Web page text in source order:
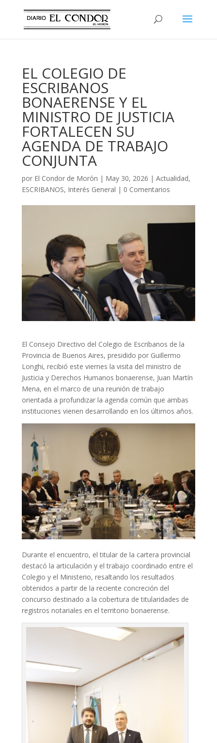
EL COLEGIO DE
ESCRIBANOS
BONAERENSE Y EL
MINISTRO DE JUSTICIA
FORTALECEN SU
AGENDA DE TRABAJO
CONJUNTA
por El Condor de Morón | May 30, 2026 | Actualidad,
ESCRIBANOS, Interés General | 0 Comentarios
El Consejo Directivo del Colegio de Escribanos de la
Provincia de Buenos Aires, presidido por Guillermo
Longhi, recibió este viernes la visita del ministro de
Justicia y Derechos Humanos bonaerense, Juan Martín
Mena, en el marco de una reunión de trabajo
orientada a profundizar la agenda común que ambas
instituciones vienen desarrollando en los últimos años.
Durante el encuentro, el titular de la cartera provincial
destacó la articulación y el trabajo coordinado entre el
Colegio y el Ministerio, resaltando los resultados
obtenidos a partir de la reciente concreción del
concurso destinado a la cobertura de titularidades de
registros notariales en el territorio bonaerense.